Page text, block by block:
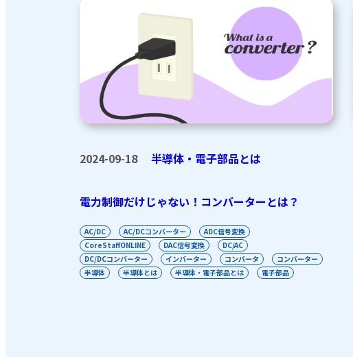
2024-09-18 半導体・電子部品とは
電力制御だけじゃない！コンバーターとは？
AC/DC AC/DCコンバーター
ADC信号変換
CoreStaffONLINE
DAC信号変換
DC/AC
DC/DCコンバーター
インバーター コンバータ
コンバーター
半導体
半導体とは 半導体・電子部品とは 電子部品